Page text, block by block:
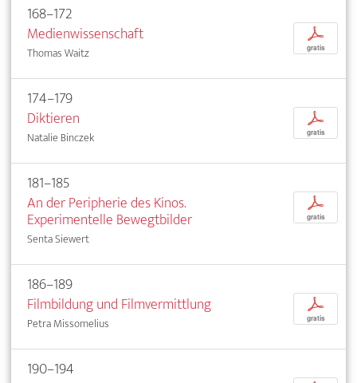
168–172
Medienwissenschaft
Thomas Waitz
p
gratis
174–179
Diktieren
Natalie Binczek
p
gratis
181–185
An der Peripherie des Kinos.
Experimentelle Bewegtbilder
Senta Siewert
p
gratis
186–189
Filmbildung und Filmvermittlung
Petra Missomelius
p
gratis
190–194